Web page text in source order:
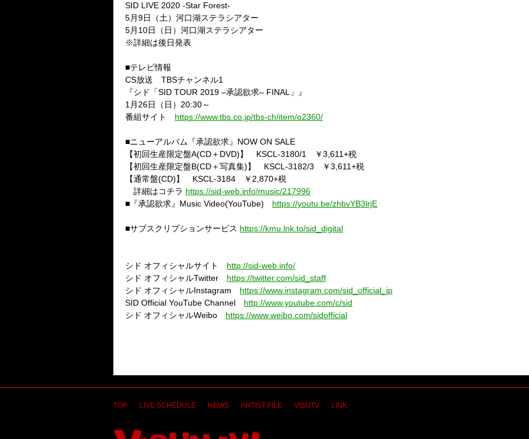
SID LIVE 2020 -Star Forest-
5月9日（土）河口湖ステラシアター
5月 10日（日）河口湖ステラシアター
※詳細は後日発表
■テレビ情報
CS放送 TBSチャンネル1
『シド「SID TOUR 2019 –承認欲求– FINAL
」』
1 月 26日（日） 20:30～
番組サイト https://www.tbs.co.jp/tbs-ch/item/o2360/
■ニューアルバム『承認欲求』 NOW ON SALE
【初回生産限定盤A(CD＋ DVD)】 KSCL-3180/1 ￥3,611+税
【初回生産限定盤B(CD＋写真集)】 KSCL-3182/3 ￥3,611+税
【通常盤(CD)】 KSCL-3184 ￥ 2,870+税
詳細はコチラ https://sid-web.info/music/217996
■『承認欲求』 Music Video(YouTube) https://youtu.be/zhbvYB3lrjE
■サブスクリプションサービス https://kmu.lnk.to/sid_digital
シド オフィシャルサイト http://sid-web.info/
シド オフィシャルTwitter
https://twitter.com/sid_staff
シド オフィシャルInstagram
https://www.instagram.com/sid_official_jp
SID Official YouTube Channel
http://www.youtube.com/c/sid
シド オフィシャルWeibo https://www.weibo.com/sidofficial
TOP LIVE SCHEDULE NEWS ARTIST FILE VISUTV LINK